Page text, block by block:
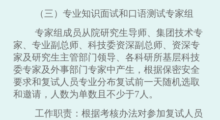
（三）专业知识面试和口语测试专家组
专家组成员从院研究生导师、集团技术专
家、专业副总师、科技委资深副总师、资深专
家及研究生主管部门领导、各科研所基层科技
委专家及外事部门专家中产生，根据保密安全
要求和复试人员专业分布复试前一天随机选取
和邀请，人数为单数且不少于7人。
工作职责：根据考核办法对参加复试人员